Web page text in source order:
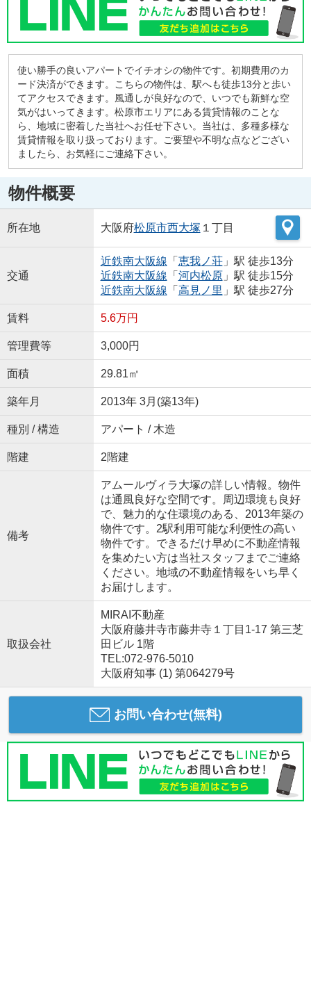
使い勝手の良いアパートでイチオシの物件です。初期費用のカ
ード決済ができます。こちらの物件は、駅へも徒歩13分と歩い
てアクセスできます。風通しが良好なので、いつでも新鮮な空
気がはいってきます。松原市エリアにある賃貸情報のことな
ら、地域に密着した当社へお任せ下さい。当社は、多種多様な
賃貸情報を取り扱っております。ご要望や不明な点などござい
ましたら、お気軽にご連絡下さい。
物件概要
所在地 大阪府松原市西大塚 １丁目
交通
近鉄南大阪線 「 恵我ノ荘」駅 徒歩13分
近鉄南大阪線 「 河内松原」駅 徒歩15分
近鉄南大阪線 「 高見ノ里 」駅 徒歩27分
賃料 5.6万円
管理費等 3,000円
面積 29.81㎡
築年月 2013年 3月(築13年)
種別 / 構造 アパート / 木造
階建 2階建
備考
アムールヴィラ大塚の詳しい情報。物件
は通風良好な空間です。周辺環境も良好
で、魅力的な住環境のある、2013年築の
物件です。2駅利用可能な利便性の高い
物件です。できるだけ早めに不動産情報
を集めたい方は当社スタッフまでご連絡
ください。地域の不動産情報をいち早く
お届けします。
取扱会社
MIRAI不動産
大阪府藤井寺市藤井寺１丁目1-17 第三芝
田ビル 1階
TEL:072-976-5010
大阪府知事 (1) 第064279号
お問い合わせ(無料)